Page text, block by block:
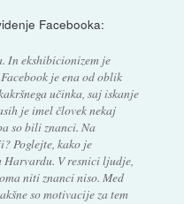
Facebooka:
In ekshibicionizem je
je ena od oblik
učinka, saj iskanje
je imel človek nekaj
so bili znanci. Na
Poglejte, kako je
V resnici ljudje,
niti znanci niso. Med
so motivacije za tem